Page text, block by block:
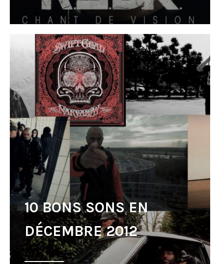
10 BONS SONS EN
DÉCEMBRE 2012